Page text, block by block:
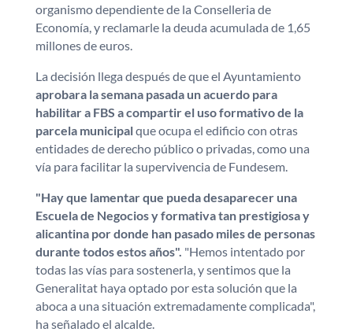
organismo dependiente de la Conselleria de
Economía, y reclamarle la deuda acumulada de 1,65
millones de euros.
La decisión llega después de que el Ayuntamiento
aprobara la semana pasada un acuerdo para
habilitar a FBS a compartir el uso formativo de la
parcela municipalque ocupa el edificio con otras
entidades de derecho público o privadas, como una
vía para facilitar la supervivencia de Fundesem.
"Hay que lamentar que pueda desaparecer una
Escuela de Negocios y formativa tan prestigiosa y
alicantina por donde han pasado miles de personas
durante todos estos años". "Hemos intentado por
todas las vías para sostenerla, y sentimos que la
Generalitat haya optado por esta solución que la
aboca a una situación extremadamente complicada",
ha señalado el alcalde.